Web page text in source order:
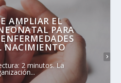
AMPLIAR EL
PARA
NACIMIENTO
2 minutos. La